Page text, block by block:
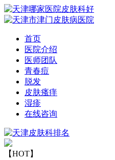
首页
医院介绍
医师团队
青春痘
脱发
皮肤瘙痒
湿疹
在线咨询
【HOT】